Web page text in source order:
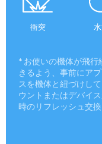
衝突
* お使いの機体が飛
きるよう、事前にア
スを機体と紐づけし
ウントまたはデバイ
時のリフレッシュ交